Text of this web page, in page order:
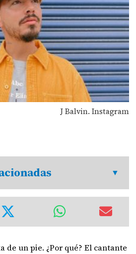
J Balvin. Instagram
de un pie. ¿Por qué? El cantante